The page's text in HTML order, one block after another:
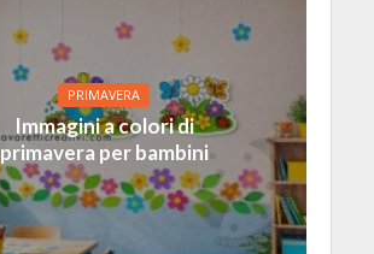
PRIMAVERA
Immagini a colori di
primavera per bambini